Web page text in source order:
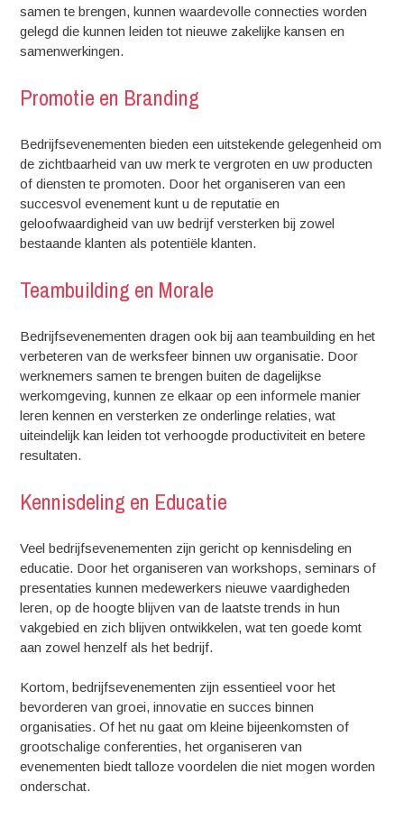
samen te brengen, kunnen waardevolle connecties worden
gelegd die kunnen leiden tot nieuwe zakelijke kansen en
samenwerkingen.
Promotie en Branding
Bedrijfsevenementen bieden een uitstekende gelegenheid om
de zichtbaarheid van uw merk te vergroten en uw producten
of diensten te promoten. Door het organiseren van een
succesvol evenement kunt u de reputatie en
geloofwaardigheid van uw bedrijf versterken bij zowel
bestaande klanten als potentiële klanten.
Teambuilding en Morale
Bedrijfsevenementen dragen ook bij aan teambuilding en het
verbeteren van de werksfeer binnen uw organisatie. Door
werknemers samen te brengen buiten de dagelijkse
werkomgeving, kunnen ze elkaar op een informele manier
leren kennen en versterken ze onderlinge relaties, wat
uiteindelijk kan leiden tot verhoogde productiviteit en betere
resultaten.
Kennisdeling en Educatie
Veel bedrijfsevenementen zijn gericht op kennisdeling en
educatie. Door het organiseren van workshops, seminars of
presentaties kunnen medewerkers nieuwe vaardigheden
leren, op de hoogte blijven van de laatste trends in hun
vakgebied en zich blijven ontwikkelen, wat ten goede komt
aan zowel henzelf als het bedrijf.
Kortom, bedrijfsevenementen zijn essentieel voor het
bevorderen van groei, innovatie en succes binnen
organisaties. Of het nu gaat om kleine bijeenkomsten of
grootschalige conferenties, het organiseren van
evenementen biedt talloze voordelen die niet mogen worden
onderschat.